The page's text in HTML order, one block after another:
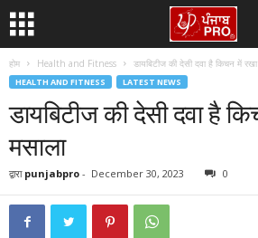
होम Health and Fitness डायबिटीज की देसी दवा है किचन में
HEALTH AND FITNESS LATEST NEWS
डायबिटीज की देसी दवा है
मसाला
द्वारा punjabpro - December 30, 2023 0